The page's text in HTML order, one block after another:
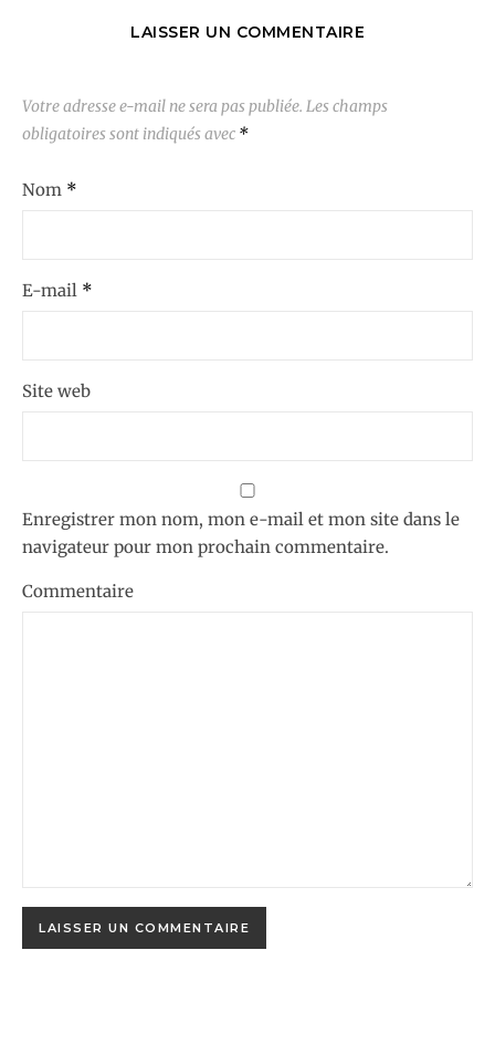
LAISSER UN COMMENTAIRE
Votre adresse e-mail ne sera pas publiée. Les champs
obligatoires sont indiqués avec *
Nom *
E-mail *
Site web
Enregistrer mon nom, mon e-mail et mon site dans le
navigateur pour mon prochain commentaire.
Commentaire